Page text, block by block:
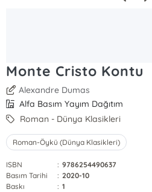
Monte Cristo Kontu
Alexandre Dumas
Alfa Basım Yayım Dağıtım
Roman - Dünya Klasikleri
Roman-Öykü (Dünya Klasikleri)
ISBN : 9786254490637
Basım Tarihi
: 2020-10
Baskı
: 1